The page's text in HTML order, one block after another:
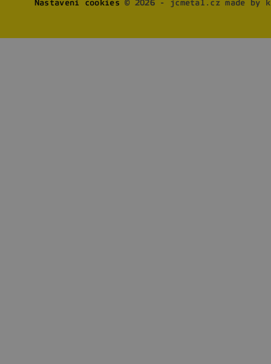
Nastavení cookies © 2026 - jcmetal.cz made by